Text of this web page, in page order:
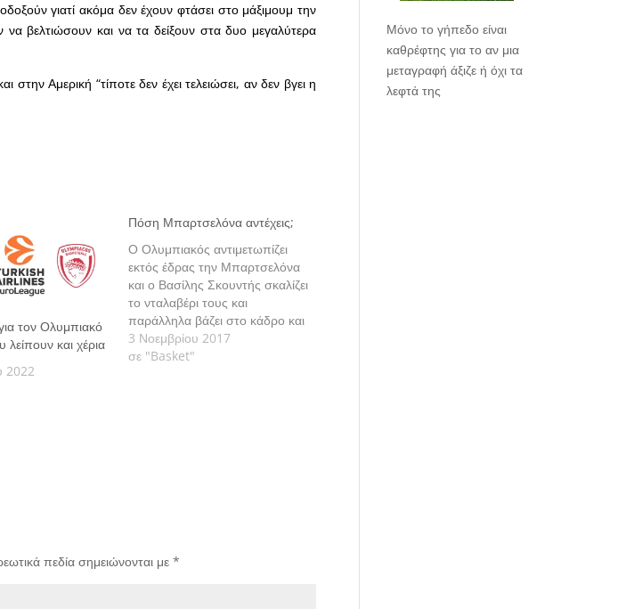
γιατί ακόμα δεν έχουν φτάσει στο μάξιμουμ την
βελτιώσουν και να τα δείξουν στα δυο μεγαλύτερα
στην Αμερική “τίποτε δεν έχει τελειώσει, αν δεν βγει η
τον Ολυμπιακό
λείπουν και χέρια
2022
Πόση Μπαρτσελόνα αντέχεις;
Ο Ολυμπιακός αντιμετωπίζει
εκτός έδρας την Μπαρτσελόνα
και ο Βασίλης Σκουντής σκαλίζει
το νταλαβέρι τους και
παράλληλα βάζει στο κάδρο και
την οικογένεια Ουίλτζερ.
3 Νοεμβρίου 2017
σε "Basket"
πεδία σημειώνονται με *
Μόνο το γήπεδο είναι
καθρέφτης για το αν μια
μεταγραφή άξιζε ή όχι τα
λεφτά της